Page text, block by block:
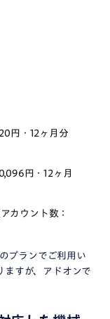
円・12ヶ月分
円・12ヶ月
カウント数：
プランでご利用い
ますが、アドオンで